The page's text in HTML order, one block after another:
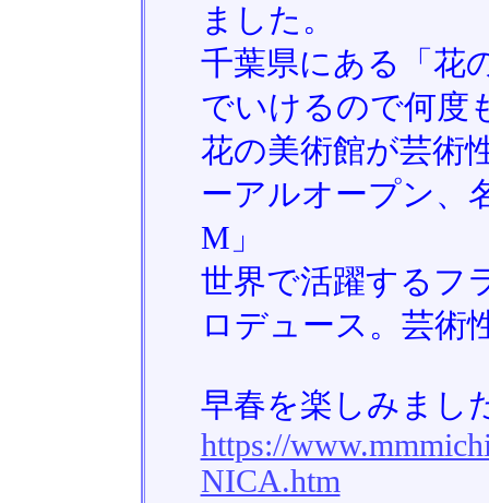
ました。
千葉県にある「花
でいけるので何度
花の美術館が芸術
ーアルオープン、
M」
世界で活躍するフ
ロデュース。芸術
早春を楽しみまし
https://
NICA.htm